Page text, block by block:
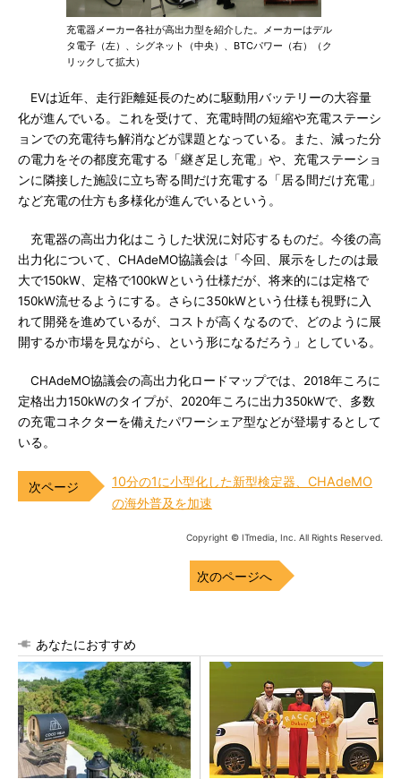
充電器メーカー各社が高出力型を紹介した。メーカーはデル
タ電子（左）、シグネット（中央）、BTCパワー（右）（ク
リックして拡大）
EVは近年、走行距離延長のために駆動用バッテリーの大容量
化が進んでいる。これを受けて、充電時間の短縮や充電ステーシ
ョンでの充電待ち解消などが課題となっている。また、減った分
の電力をその都度充電する「継ぎ足し充電」や、充電ステーショ
ンに隣接した施設に立ち寄る間だけ充電する「居る間だけ充電」
など充電の仕方も多様化が進んでいるという。
充電器の高出力化はこうした状況に対応するものだ。今後の高
出力化について、CHAdeMO協議会は「今回、展示をしたのは最
大で150kW、定格で100kWという仕様だが、将来的には定格で
150kW流せるようにする。さらに350kWという仕様も視野に入
れて開発を進めているが、コストが高くなるので、どのように展
開するか市場を見ながら、という形になるだろう」としている。
CHAdeMO協議会の高出力化ロードマップでは、2018年ころに
定格出力150kWのタイプが、2020年ころに出力350kWで、多数
の充電コネクターを備えたパワーシェア型などが登場するとして
いる。
10分の1に小型化した新型検定器、CHAdeMO
の海外普及を加速
Copyright © ITmedia, Inc. All Rights Reserved.
次のページへ
あなたにおすすめ